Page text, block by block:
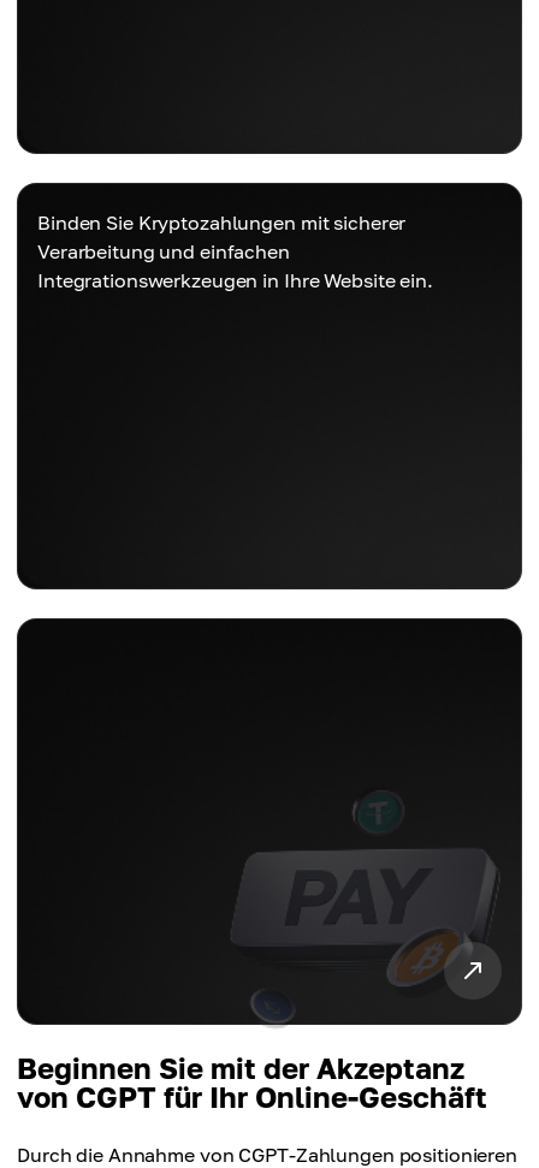
Binden Sie Kryptozahlungen mit sicherer
Verarbeitung und einfachen
Integrationswerkzeugen in Ihre Website ein.
Beginnen Sie mit der Akzeptanz
von CGPT für Ihr Online-Geschäft
Durch die Annahme von CGPT-Zahlungen positionieren